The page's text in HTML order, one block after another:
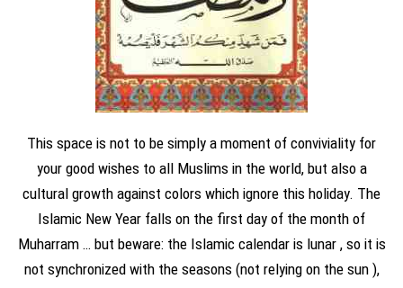
This space is not to be simply a moment of conviviality for
your good wishes to all Muslims in the world, but also a
cultural growth against colors which ignore this holiday. The
Islamic New Year falls on the first day of the month of
Muharram … but beware: the Islamic calendar is lunar , so it is
not synchronized with the seasons (not relying on the sun ),